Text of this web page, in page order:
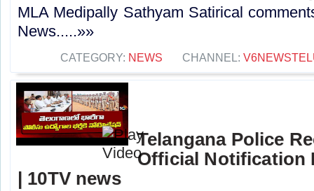
MLA Medipally Sathyam Satirical
News.....»»
CATEGORY: NEWS CHANNEL:
Telangana Police
Official Notification
| 10TV news